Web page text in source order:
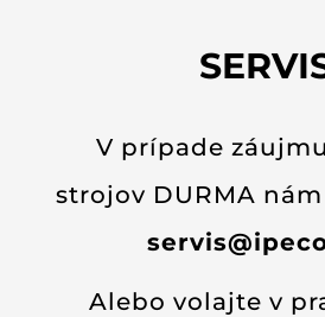
V prípade
strojov DURMA
Alebo volajte v